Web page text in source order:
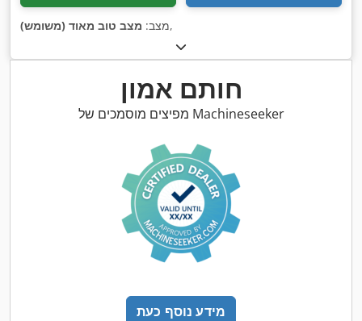
מצב: מצב טוב מאוד (משומש) ,
חותם אמון
מפיצים מוסמכים של Machineseeker
מידע נוסף כעת